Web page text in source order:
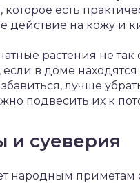
которое есть
действие на кожу и
растения не так
если в доме
лучше
подвесить их к
и суеверия
народным приметам